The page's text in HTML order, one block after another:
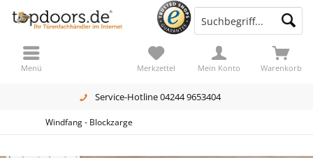
Service-Hotline 04244 9653404
Warenkorb
Merkzettel Mein Konto
Menü
Windfang - Blockzarge